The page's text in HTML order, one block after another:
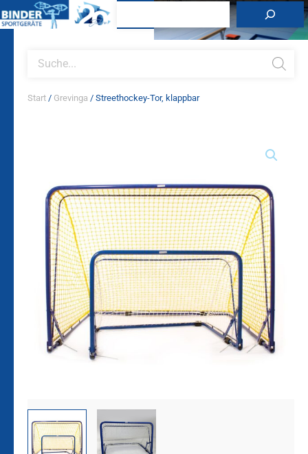
Inhalt
search
Start / Grevinga / Streethockey-Tor, klappbar